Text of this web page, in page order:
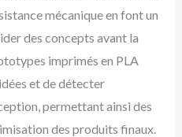
mécanique en font un
des concepts avant la
imprimés en PLA
et de détecter
permettant ainsi des
des produits finaux.